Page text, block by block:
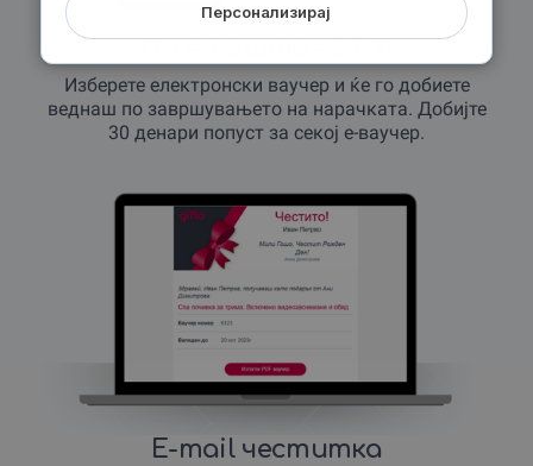
По е-пошта – 24/7!
Изберете електронски ваучер и ќе го добиете
веднаш по завршувањето на нарачката. Добијте
30 денари попуст за секој е-ваучер.
E-mail честитка
Персонализирај